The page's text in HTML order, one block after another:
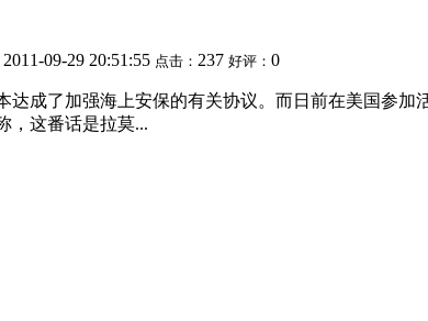
2011-09-29 20:51:55 点击： 237 好评： 0
成了加强海上安保的有关协议。而日前在美国参
，这番话是拉莫...